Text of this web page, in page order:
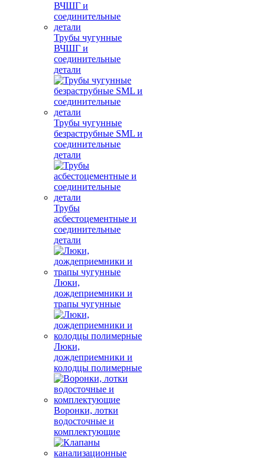
Трубы чугунные
ВЧШГ и
соединительные
детали
Трубы чугунные
безраструбные SML и
соединительные
детали
Трубы
асбестоцементные и
соединительные
детали
Люки,
дождеприемники и
трапы чугунные
Люки,
дождеприемники и
колодцы полимерные
Воронки, лотки
водосточные и
комплектующие